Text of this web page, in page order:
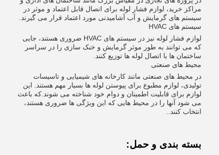
مراکز خرید، لوازم فشار لوله برای اتصال قابل اعتماد و موثر در
سیستم های گرمایش و آب آشامیدنی مورد اعتماد قرار می گیرند.
سیستم های HVAC
لوازم فشار لوله نیز در سیستم های HVAC ضروری هستند، جایی
که می توانند به طور موثر گرمایش و خنک سازی را در سراسر
ساختمان ها با اتصال لوله ها توزیع کنند.
محیط های صنعتی
در محیط های صنعتی مانند کارخانه های شیمیایی و تاسیسات
تولیدی، لوازم مطبوع برای پیوستن لوله ها بسیار مهم هستند. این
لوازم برای قابلیت اطمینان و دوام خود شناخته می شوند.که باعث
می شود آنها را در محیط هایی که این ویژگی ها ضروری هستند،
انتخاب کنند..
بسته بندی و حمل: